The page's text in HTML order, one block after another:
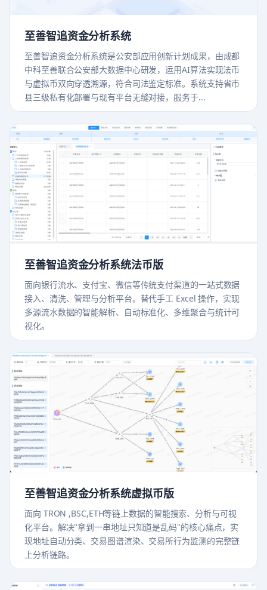
至善智追资金分析系统
至善智追资金分析系统是公安部应用创新计划成果，由成都
中科至善联合公安部大数据中心研发，运用AI算法实现法币
与虚拟币双向穿透溯源，符合司法鉴定标准。系统支持省市
县三级私有化部署与现有平台无缝对接，服务于...
至善智追资金分析系统法币版
面向银行流水、支付宝、微信等传统支付渠道的一站式数据
接入、清洗、管理与分析平台。替代手工 Excel 操作，实现
多源流水数据的智能解析、自动标准化、多维聚合与统计可
视化。
至善智追资金分析系统虚拟币版
面向 TRON ,BSC,ETH等链上数据的智能搜索、分析与可视
化平台。解决"拿到一串地址只知道是乱码"的核心痛点，实
现地址自动分类、交易图谱渲染、交易所行为监测的完整链
上分析链路。